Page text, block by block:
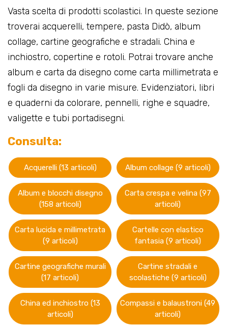
Vasta scelta di prodotti scolastici. In queste sezione
troverai acquerelli, tempere, pasta Didò, album
collage, cartine geografiche e stradali. China e
inchiostro, copertine e rotoli. Potrai trovare anche
album e carta da disegno come carta millimetrata e
fogli da disegno in varie misure. Evidenziatori, libri
e quaderni da colorare, pennelli, righe e squadre,
valigette e tubi portadisegni.
Consulta:
Acquerelli (13 articoli) Album collage (9 articoli)
Album e blocchi disegno
(158 articoli)
Carta crespa e velina (97
articoli)
Carta lucida e millimetrata
(9 articoli)
Cartelle con elastico
fantasia (9 articoli)
Cartine geografiche murali
(17 articoli)
Cartine stradali e
scolastiche (9 articoli)
China ed inchiostro (13
articoli)
Compassi e balaustroni (49
articoli)